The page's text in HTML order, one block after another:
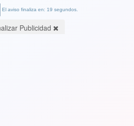
El aviso finaliza en: 19 segundos.
Publicidad